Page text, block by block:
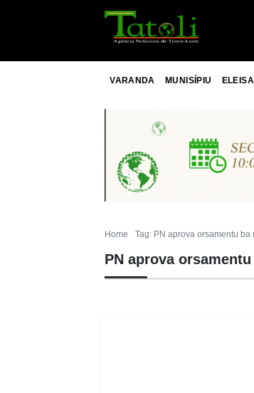
VARANDA MUNISÍPIU
Home Tag: PN aprova orsamentu
PN aprova